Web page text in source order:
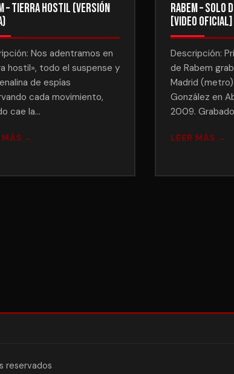
– Tierra hostil (Versión
Nos adentramos en
hostil», todo el suspense y
de espías
cada movimiento,
cae la…
MÁS →
Rabem –
[Video Oficial]
Descripción:
de Rabem
Madrid
González en
2009.
LEER MÁS →
reservados